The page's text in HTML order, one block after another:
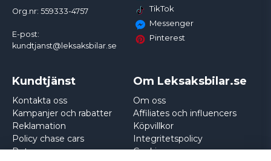
Org.nr: 559333-4757
E-post:
kundtjanst@leksaksbilar.se
TikTok
Messenger
Pinterest
Kundtjänst
Kontakta oss
Kampanjer och rabatter
Reklamation
Policy chase cars
Returnera
Om Leksaksbilar.se
Om oss
Affiliates och influencers
Köpvillkor
Integritetspolicy
Cookies